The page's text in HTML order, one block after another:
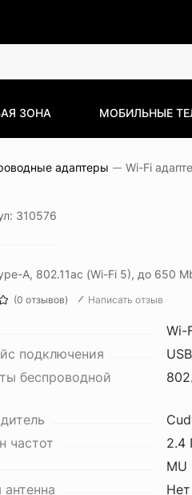
ЗОНА МОБИЛЬНЫЕ
адаптеры Wi-Fi
310576
A, 802.11ac (Wi-Fi 5), до 650
(0 отзывов) Написать отзыв
Wi-
подключения
беспроводной
частот
2.4
MU
Нет